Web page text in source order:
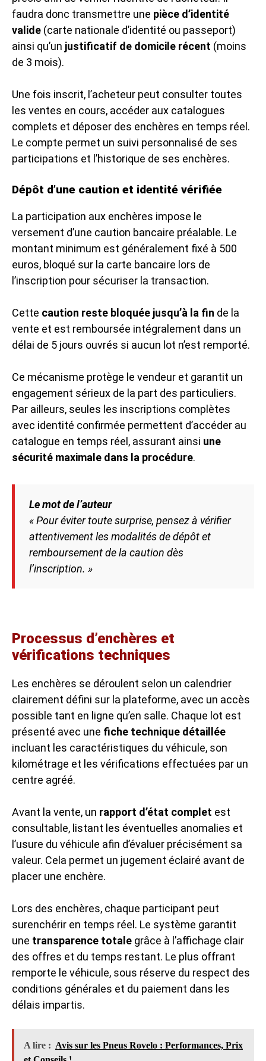
faudra donc transmettre une pièce d’identité
valide (carte nationale d’identité ou passeport)
ainsi qu’un justificatif de domicile récent (moins
de 3 mois).
Une fois inscrit, l’acheteur peut consulter toutes
les ventes en cours, accéder aux catalogues
complets et déposer des enchères en temps réel.
Le compte permet un suivi personnalisé de ses
participations et l’historique de ses enchères.
Dépôt d’une caution et identité vérifiée
La participation aux enchères impose le
versement d’une caution bancaire préalable. Le
montant minimum est généralement fixé à 500
euros, bloqué sur la carte bancaire lors de
l’inscription pour sécuriser la transaction.
Cette caution reste bloquée jusqu’à la fin de la
vente et est remboursée intégralement dans un
délai de 5 jours ouvrés si aucun lot n’est remporté.
Ce mécanisme protège le vendeur et garantit un
engagement sérieux de la part des particuliers.
Par ailleurs, seules les inscriptions complètes
avec identité confirmée permettent d’accéder au
catalogue en temps réel, assurant ainsi une
sécurité maximale dans la procédure.
Le mot de l’auteur
« Pour éviter toute surprise, pensez à vérifier
attentivement les modalités de dépôt et
remboursement de la caution dès
l’inscription. »
Processus d’enchères et
vérifications techniques
Les enchères se déroulent selon un calendrier
clairement défini sur la plateforme, avec un accès
possible tant en ligne qu’en salle. Chaque lot est
présenté avec une fiche technique détaillée
incluant les caractéristiques du véhicule, son
kilométrage et les vérifications effectuées par un
centre agréé.
Avant la vente, un rapport d’état complet est
consultable, listant les éventuelles anomalies et
l’usure du véhicule afin d’évaluer précisément sa
valeur. Cela permet un jugement éclairé avant de
placer une enchère.
Lors des enchères, chaque participant peut
surenchérir en temps réel. Le système garantit
une transparence totale grâce à l’affichage clair
des offres et du temps restant. Le plus offrant
remporte le véhicule, sous réserve du respect des
conditions générales et du paiement dans les
délais impartis.
A lire : Avis sur les Pneus Rovelo : Performances, Prix